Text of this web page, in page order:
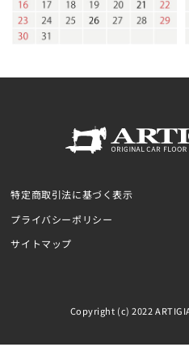
特定商取引法に基づく表示
プライバシーポリシー
サイトマップ
Copyright (c) 2022